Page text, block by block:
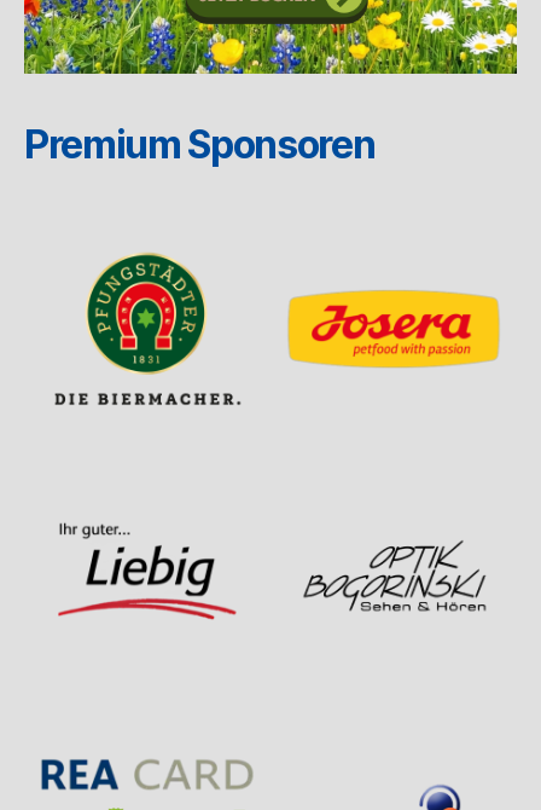
Premium Sponsoren